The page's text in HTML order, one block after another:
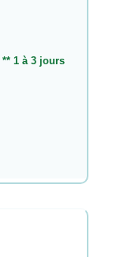
** 1 à 3 jours